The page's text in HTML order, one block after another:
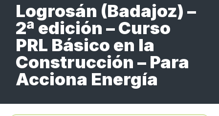
Logrosán (Badajoz) –
2ª edición – Curso
PRL Básico en la
Construcción – Para
Acciona Energía